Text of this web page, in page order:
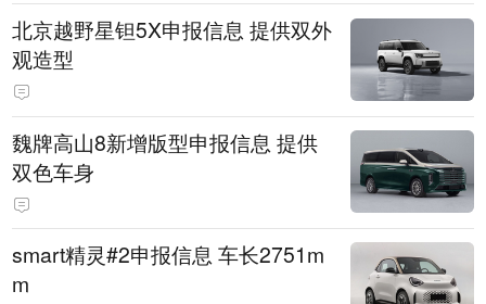
北京越野星钽5X申报信息 提供双外
观造型
魏牌高山8新增版型申报信息 提供
双色车身
smart精灵#2申报信息 车长2751m
m